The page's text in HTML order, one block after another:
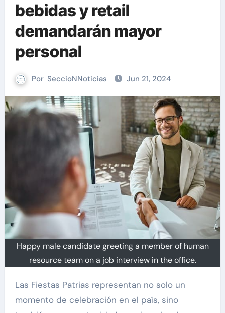
bebidas y retail
demandarán mayor
personal
Por SeccioNNoticias Jun 21, 2024
Happy male candidate greeting a member of human
resource team on a job interview in the office.
Las Fiestas Patrias representan no solo un
momento de celebración en el país, sino